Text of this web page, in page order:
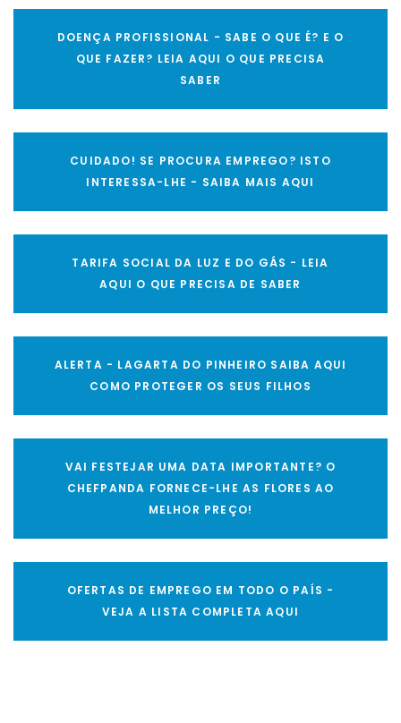
DOENÇA PROFISSIONAL - SABE O QUE É? E O
QUE FAZER? LEIA AQUI O QUE PRECISA
SABER
CUIDADO! SE PROCURA EMPREGO? ISTO
INTERESSA-LHE - SAIBA MAIS AQUI
TARIFA SOCIAL DA LUZ E DO GÁS - LEIA
AQUI O QUE PRECISA DE SABER
ALERTA - LAGARTA DO PINHEIRO SAIBA AQUI
COMO PROTEGER OS SEUS FILHOS
VAI FESTEJAR UMA DATA IMPORTANTE? O
CHEFPANDA FORNECE-LHE AS FLORES AO
MELHOR PREÇO!
OFERTAS DE EMPREGO EM TODO O PAÍS -
VEJA A LISTA COMPLETA AQUI